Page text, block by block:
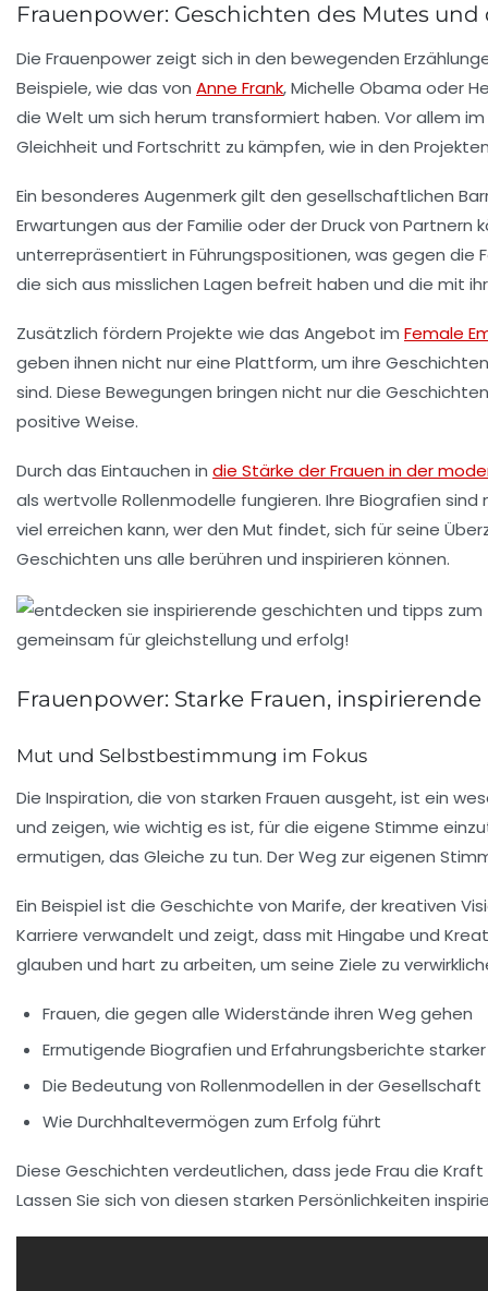
Frauenpower: Geschichten des Mutes
Die Frauenpower zeigt sich in den bewegenden
Beispiele, wie das von Anne Frank, Michelle Obama oder
die Welt um sich herum transformiert haben. Vor allem
Gleichheit und Fortschritt zu kämpfen, wie in den
Ein besonderes Augenmerk gilt den gesellschaftlichen
Erwartungen aus der Familie oder der Druck von
unterrepräsentiert in Führungspositionen, was gegen
die sich aus misslichen Lagen befreit haben und die mit
Zusätzlich fördern Projekte wie das Angebot im Female
geben ihnen nicht nur eine Plattform, um ihre
sind. Diese Bewegungen bringen nicht nur die
positive Weise.
Durch das Eintauchen in die Stärke der Frauen in der
als wertvolle Rollenmodelle fungieren. Ihre Biografien
viel erreichen kann, wer den Mut findet, sich für seine
Geschichten uns alle berühren und inspirieren können.
Frauenpower: Starke Frauen,
Mut und Selbstbestimmung im Fokus
Die Inspiration, die von starken Frauen ausgeht, ist ein
und zeigen, wie wichtig es ist, für die eigene Stimme
ermutigen, das Gleiche zu tun. Der Weg zur eigenen
Ein Beispiel ist die Geschichte von Marife, der kreativen
Karriere verwandelt und zeigt, dass mit Hingabe und
glauben und hart zu arbeiten, um seine Ziele zu
Frauen, die gegen alle Widerstände ihren Weg gehen
Ermutigende Biografien und Erfahrungsberichte starker
Die Bedeutung von Rollenmodellen in der Gesellschaft
Wie Durchhaltevermögen zum Erfolg führt
Diese Geschichten verdeutlichen, dass jede Frau die
Lassen Sie sich von diesen starken Persönlichkeiten